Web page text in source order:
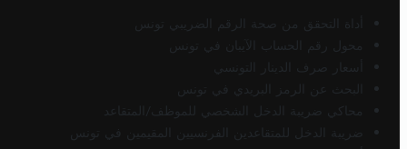
أداة التحقق من صحة الرقم الضريبي تونس
محول رقم الحساب الآيبان في تونس
أسعار صرف الدينار التونسي
البحث عن الرمز البريدي في تونس
محاكي ضريبة الدخل الشخصي للموظف/المتقاعد
ضريبة الدخل للمتقاعدين الفرنسيين المقيمين في تونس